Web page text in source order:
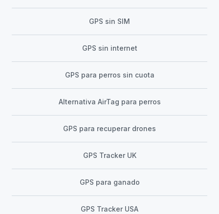
GPS sin SIM
GPS sin internet
GPS para perros sin cuota
Alternativa AirTag para perros
GPS para recuperar drones
GPS Tracker UK
GPS para ganado
GPS Tracker USA